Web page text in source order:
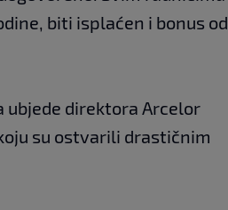
biti isplaćen i bonus od
ubjede direktora Arcelor
su ostvarili drastičnim